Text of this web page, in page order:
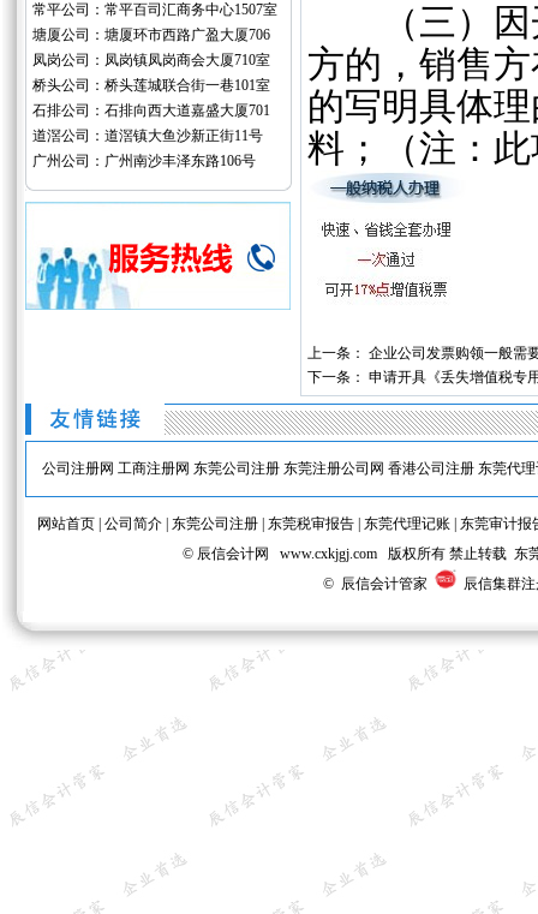
常平公司：常平百司汇商务中心1507室
塘厦公司：塘厦环市西路广盈大厦706
凤岗公司：凤岗镇凤岗商会大厦710室
桥头公司：桥头莲城联合街一巷101室
石排公司：石排向西大道嘉盛大厦701
道滘公司：道滘镇大鱼沙新正街11号
广州公司：广州南沙丰泽东路106号
（三）因开
方的，销售
的写明具体
料；（注：
上一条： 企业公司发票购领一般需
下一条： 申请开具《丢失增值税专
公司注册网 工商注册网 东莞公司注册 东莞注册公司网 香港公司注册 东莞代
网站首页| 公司简介| 东莞公司注册| 东莞税审报告| 东莞代理记账| 东莞审计报
© 辰信会计网 www.cxkjgj.com 版权所有 禁止转载 东
© 辰信会计管家
辰信集群